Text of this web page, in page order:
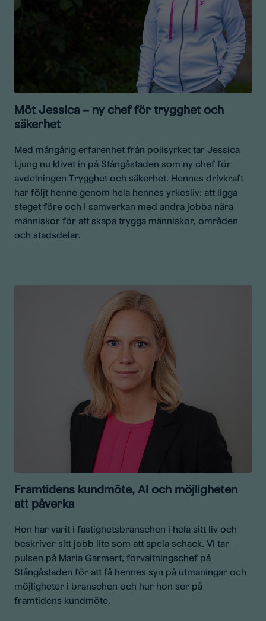
Möt Jessica – ny chef för trygghet och
säkerhet
Med mångårig erfarenhet från polisyrket tar Jessica
Ljung nu klivet in på Stångåstaden som ny chef för
avdelningen Trygghet och säkerhet. Hennes drivkraft
har följt henne genom hela hennes yrkesliv: att ligga
steget före och i samverkan med andra jobba nära
människor för att skapa trygga människor, områden
och stadsdelar.
Framtidens kundmöte, AI och möjligheten
att påverka
Hon har varit i fastighetsbranschen i hela sitt liv och
beskriver sitt jobb lite som att spela schack. Vi tar
pulsen på Maria Garmert, förvaltningschef på
Stångåstaden för att få hennes syn på utmaningar och
möjligheter i branschen och hur hon ser på
framtidens kundmöte.